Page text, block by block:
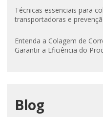
Técnicas essenciais para
transportadoras e
Entenda a Colagem de
Garantir a Eficiência do
Blog